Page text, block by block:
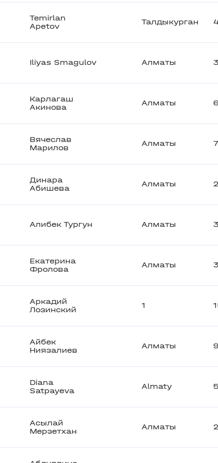
Temirlan
Apetov
Талдыкурган
Iliyas Smagulov Алматы
Карлагаш
Акинова
Алматы
Вячеслав
Марилов
Алматы
Динара
Абишева
Алматы
Алибек Тургун Алматы
Екатерина
Фролова
Алматы
Аркадий
Лозинский
1
Айбек
Ниязалиев
Алматы
Diana
Satpayeva
Almaty
Асылай
Мерзетхан
Алматы